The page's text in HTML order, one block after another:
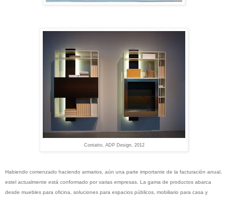
Contatto, ADP Design, 2012
Habiendo comenzado haciendo armarios, aún una parte importante de la facturación anual,
estel actualmente está conformado por varias empresas. La gama de productos abarca
desde muebles para oficina, soluciones para espacios públicos, mobiliario para casa y